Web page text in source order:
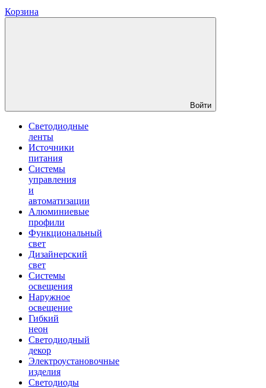
Корзина
Войти
Светодиодные
ленты
Источники
питания
Системы
управления
и
автоматизации
Алюминиевые
профили
Функциональный
свет
Дизайнерский
свет
Системы
освещения
Наружное
освещение
Гибкий
неон
Светодиодный
декор
Электроустановочные
изделия
Светодиоды